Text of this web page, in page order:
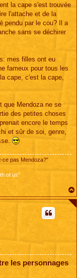
la cape s'est trouvée
l'attache et de la
pendu par le cou? Il a
sans se déchirer
mes filles ont eu
fameux pour tous les
cape, c'est la cape,
que Mendoza ne se
des petites choses
encore le temps
et sûr de soi, genre,
ce pas Mendoza?"
of us"
les personnages